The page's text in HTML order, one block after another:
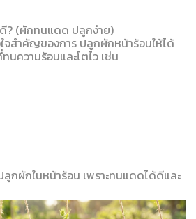
? (ผักทนแดด ปลูกง่าย)
จสำคัญของการ ปลูกผักหน้าร้อนให้ได้
ความร้อนและโตไว เช่น
ลูกผักในหน้าร้อน เพราะทนแดดได้ดีและ